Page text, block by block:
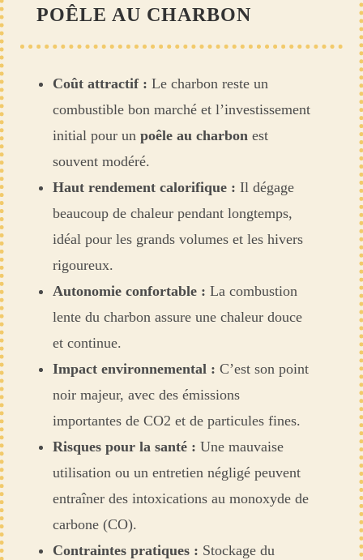
POÊLE AU CHARBON
Coût attractif : Le charbon reste un
combustible bon marché et l’investissement
initial pour un poêle au charbon est
souvent modéré.
Haut rendement calorifique : Il dégage
beaucoup de chaleur pendant longtemps,
idéal pour les grands volumes et les hivers
rigoureux.
Autonomie confortable : La combustion
lente du charbon assure une chaleur douce
et continue.
Impact environnemental : C’est son point
noir majeur, avec des émissions
importantes de CO2 et de particules fines.
Risques pour la santé : Une mauvaise
utilisation ou un entretien négligé peuvent
entraîner des intoxications au monoxyde de
carbone (CO).
Contraintes pratiques : Stockage du